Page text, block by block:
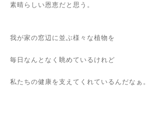
素晴らしい恩恵だと思う。
我が家の窓辺に並ぶ様々な植物を
毎日なんとなく眺めているけれど
私たちの健康を支えてくれているんだなぁ。